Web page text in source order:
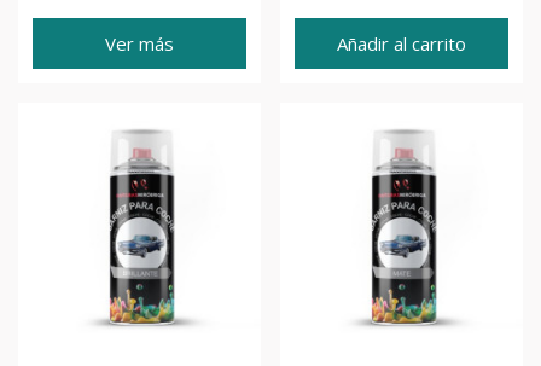
Ver más Añadir al carrito